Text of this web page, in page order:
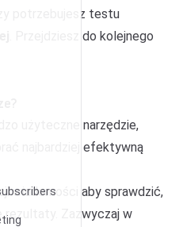
potrzebujesz testu
. Przejdziesz do kolejnego
użyteczne narzędzie,
najbardziej efektywną
wiadomości aby sprawdzić,
rezultaty. Zazwyczaj w